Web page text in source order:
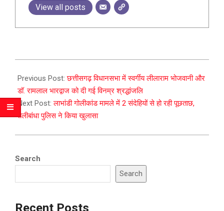
View all posts
12-
21
Previous Post:छत्तीसगढ़ विधानसभा में स्वर्गीय लीलाराम भोजवानी और
डॉ. रामलाल भारद्वाज को दी गई विनम्र श्रद्धांजलि
Next Post:लाभांडी गोलीकांड मामले में 2 संदेहियों से हो रही पूछताछ,
तेलीबांधा पुलिस ने किया खुलासा
Search
Search
Recent Posts